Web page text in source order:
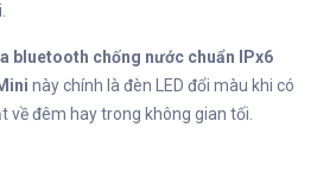
bluetooth chống nước chuẩn IPx6
này chính là đèn LED đổi màu khi có
về đêm hay trong không gian tối.